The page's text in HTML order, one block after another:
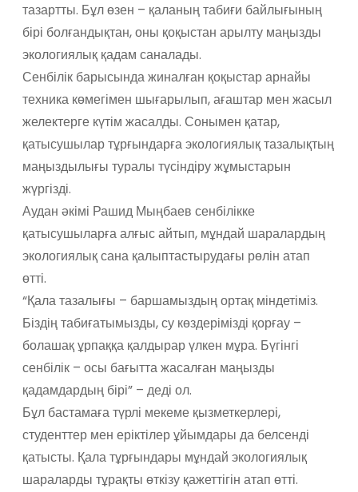
тазартты. Бұл өзен – қаланың табиғи байлығының
бірі болғандықтан, оны қоқыстан арылту маңызды
экологиялық қадам саналады.
Сенбілік барысында жиналған қоқыстар арнайы
техника көмегімен шығарылып, ағаштар мен жасыл
желектерге күтім жасалды. Сонымен қатар,
қатысушылар тұрғындарға экологиялық тазалықтың
маңыздылығы туралы түсіндіру жұмыстарын
жүргізді.
Аудан әкімі Рашид Мыңбаев сенбілікке
қатысушыларға алғыс айтып, мұндай шаралардың
экологиялық сана қалыптастырудағы рөлін атап
өтті.
“Қала тазалығы – баршамыздың ортақ міндетіміз.
Біздің табиғатымызды, су көздерімізді қорғау –
болашақ ұрпаққа қалдырар үлкен мұра. Бүгінгі
сенбілік – осы бағытта жасалған маңызды
қадамдардың бірі” – деді ол.
Бұл бастамаға түрлі мекеме қызметкерлері,
студенттер мен еріктілер ұйымдары да белсенді
қатысты. Қала тұрғындары мұндай экологиялық
шараларды тұрақты өткізу қажеттігін атап өтті.